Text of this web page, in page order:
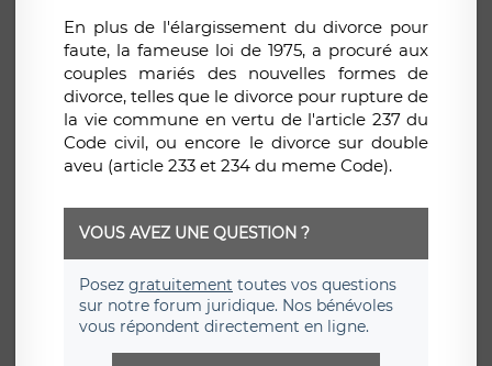
En plus de l'élargissement du divorce pour
faute, la fameuse loi de 1975, a procuré aux
couples mariés des nouvelles formes de
divorce, telles que le divorce pour rupture de
la vie commune en vertu de l'article 237 du
Code civil, ou encore le divorce sur double
aveu (article 233 et 234 du meme Code).
VOUS AVEZ UNE QUESTION ?
Posez gratuitement toutes vos questions
sur notre forum juridique. Nos bénévoles
vous répondent directement en ligne.